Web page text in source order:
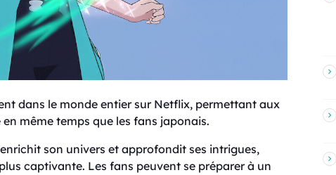
dans le monde entier sur Netflix, permettant aux
même temps que les fans japonais.
son univers et approfondit ses intrigues,
captivante. Les fans peuvent se préparer à un